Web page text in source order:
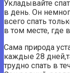
Укладывайте
в день. Он
всего спать
в том месте, где
Сама природа
каждые 28
трудно спать в